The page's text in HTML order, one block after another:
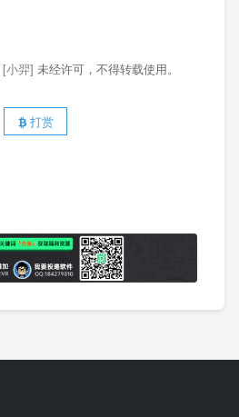
[小羿] 未经许可，不得转载使用。
打赏